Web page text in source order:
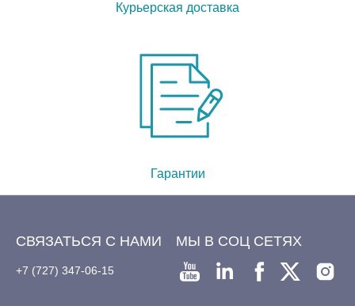
Курьерская доставка
Гарантии
СВЯЗАТЬСЯ С НАМИ
+7 (727) 347-06-15
МЫ В СОЦ СЕТЯХ